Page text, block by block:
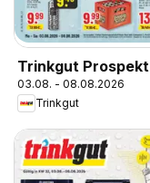
Trinkgut Prospekt
03.08. - 08.08.2026
Trinkgut